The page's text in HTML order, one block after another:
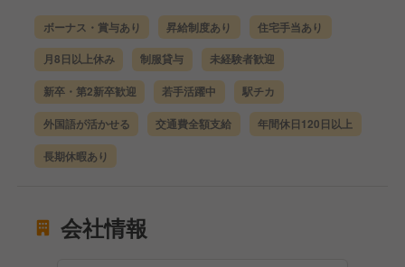
ボーナス・賞与あり 昇給制度あり 住宅手当あり
月8日以上休み 制服貸与 未経験者歓迎
新卒・第2新卒歓迎 若手活躍中 駅チカ
外国語が活かせる 交通費全額支給 年間休日120日以上
長期休暇あり
会社情報